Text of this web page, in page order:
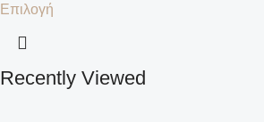
Επιλογή
Recently Viewed